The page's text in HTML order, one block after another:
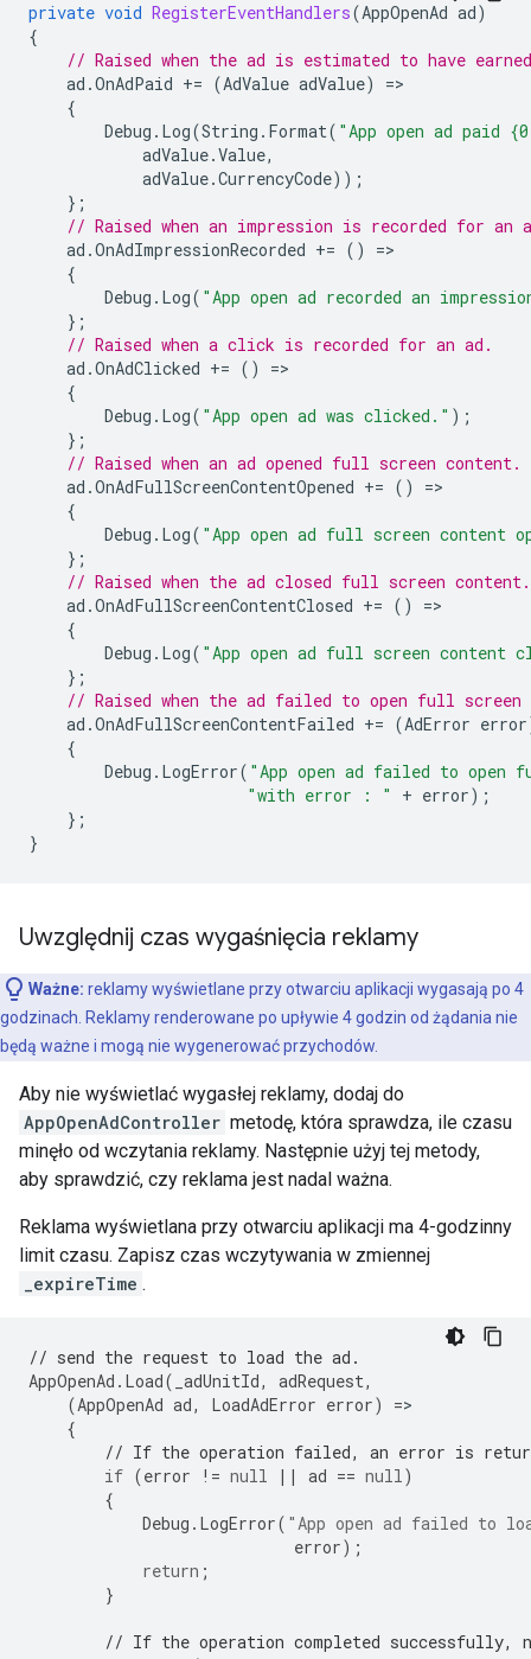
private void RegisterEventHandlers(AppOpenAd ad)
{
// Raised when the ad is estimated to have
ad .OnAdPaid += (AdValue adValue) =
{
Debug . Log(String . Format( "App open ad paid
adValue.Value,
adValue.CurrencyCode));
};
// Raised when an impression is recorded for an
ad .OnAdImpressionRecorded += () =
{
Debug . Log( "App open ad recorded an
};
// Raised when a click is recorded for an ad.
ad .OnAdClicked += () =
{
Debug . Log( "App open ad was clicked." );
};
// Raised when an ad opened full screen content.
ad .OnAdFullScreenContentOpened += () =
{
Debug . Log( "App open ad full screen content
};
// Raised when the ad closed full screen content.
ad .OnAdFullScreenContentClosed += () =
{
Debug . Log( "App open ad full screen content
};
// Raised when the ad failed to open full screen
ad .OnAdFullScreenContentFailed += (AdError error
{
Debug . LogError( "App open ad failed to open
"with error : "
+ error);
};
}
Uwzględnij czas wygaśnięcia reklamy
Ważne: reklamy wyświetlane przy otwarciu aplikacji wygasają po 4
godzinach. Reklamy renderowane po upływie 4 godzin od żądania nie
będą ważne i mogą nie wygenerować przychodów.
Aby nie wyświetlać wygasłej reklamy, dodaj do
AppOpenAdController metodę, która sprawdza, ile czasu
minęło od wczytania reklamy. Następnie użyj tej metody,
aby sprawdzić, czy reklama jest nadal ważna.
Reklama wyświetlana przy otwarciu aplikacji ma 4-godzinny
limit czasu. Zapisz czas wczytywania w zmiennej
_expireTime .
// send the request to load the ad.
AppOpenAd . Load( _adUnitId, adRequest,
(AppOpenAd ad, LoadAdError error) =
{
// If the operation failed, an error is
if (error != null || ad == null)
{
Debug . LogError( "App open ad failed to
error);
return ;
}
// If the operation completed successfully,